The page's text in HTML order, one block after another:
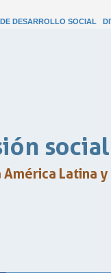
DESARROLLO SOCIAL
social
Latina